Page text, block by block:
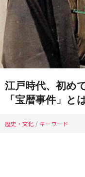
江戸時代、初め
「宝暦事件」と
歴史・文化 / キーワード